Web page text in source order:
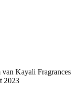
Kayali Fragrances
2023